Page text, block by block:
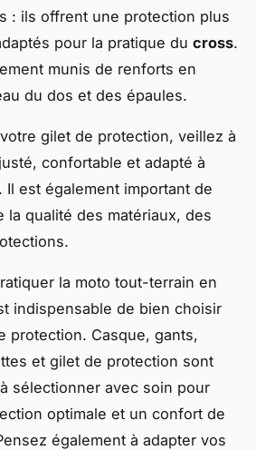
: ils offrent une protection plus
pour la pratique du cross.
munis de renforts en
du dos et des épaules.
gilet de protection, veillez à
confortable et adapté à
est également important de
la qualité des matériaux, des
la moto tout-terrain en
indispensable de bien choisir
protection. Casque, gants,
et gilet de protection sont
sélectionner avec soin pour
optimale et un confort de
également à adapter vos